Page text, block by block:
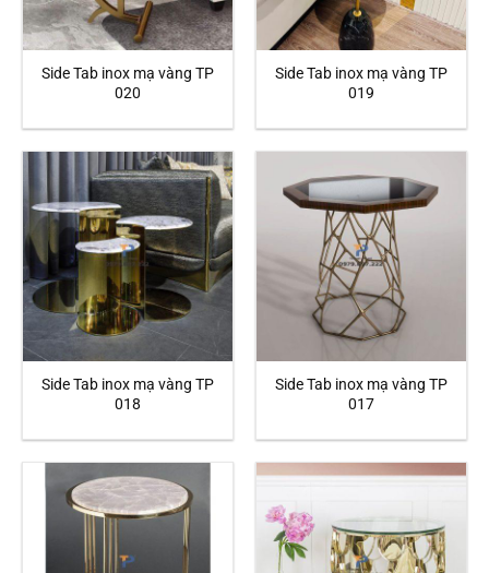
Side Tab inox mạ vàng TP
020
Side Tab inox mạ vàng TP
019
Side Tab inox mạ vàng TP
018
Side Tab inox mạ vàng TP
017